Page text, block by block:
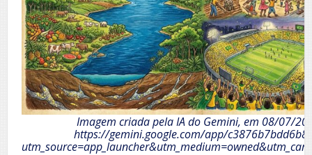
Imagem criada pela IA do Gemini, em 08/07/
https://gemini.google.com/app/